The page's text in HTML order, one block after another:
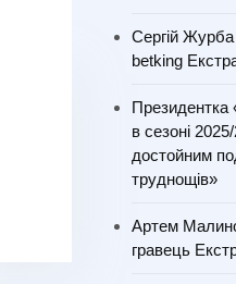
Сергій
betking
в сезоні
достойним
труднощів»
Артем
гравець